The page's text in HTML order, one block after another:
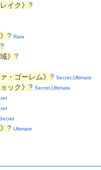
イク》 ?
? Rare
?
》 ?
・ゴーレム》 ? Secret Ultimate
ック》 ? Secret Ultimate
? Ultimate